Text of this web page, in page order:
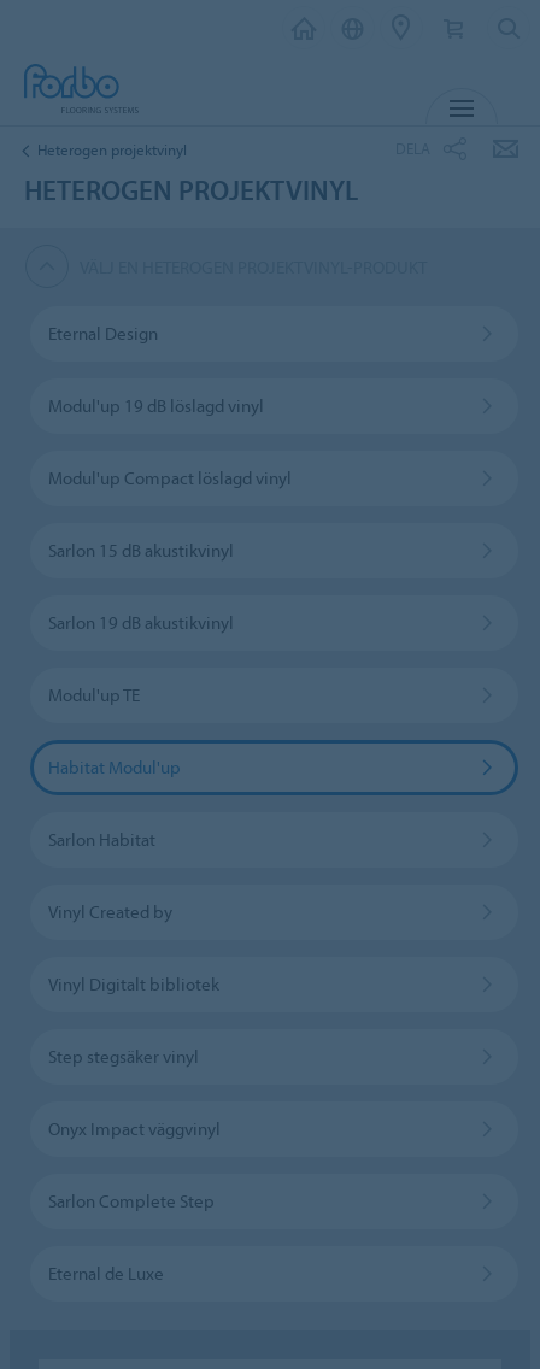
Heterogen projektvinyl
HETEROGEN PROJEKTVINYL
Eternal Design
Modul'up 19 dB löslagd vinyl
Modul'up Compact löslagd vinyl
Sarlon 15 dB akustikvinyl
Sarlon 19 dB akustikvinyl
Modul'up TE
Habitat Modul'up
Sarlon Habitat
Vinyl Created by
Vinyl Digitalt bibliotek
Step stegsäker vinyl
Onyx Impact väggvinyl
Sarlon Complete Step
Eternal de Luxe